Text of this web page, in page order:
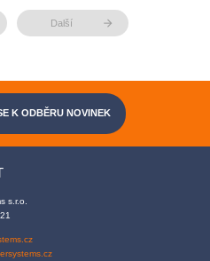
Další arrow_forward
K ODBĚRU NOVINEK
s.r.o.